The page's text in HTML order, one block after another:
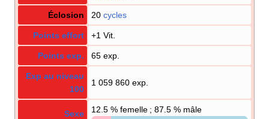
Éclosion 20 cycles
Points effort +1 Vit.
Points exp. 65 exp.
Exp au niveau
100
1 059 860 exp.
Sexe 12.5 % femelle ; 87.5 % mâle